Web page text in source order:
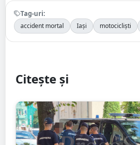
Tag-uri:
accident mortal Iași motocicliști
Citește și